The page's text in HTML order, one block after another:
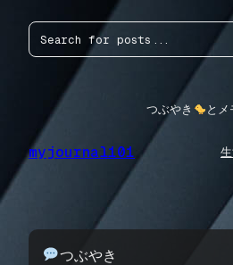
検
索
つぶやき とメ
myjournal101
つぶやき